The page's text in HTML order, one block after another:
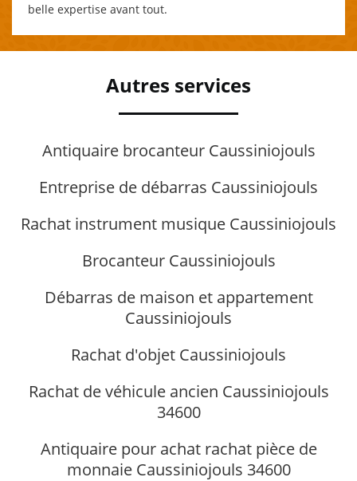
belle expertise avant tout.
Autres services
Antiquaire brocanteur Caussiniojouls
Entreprise de débarras Caussiniojouls
Rachat instrument musique Caussiniojouls
Brocanteur Caussiniojouls
Débarras de maison et appartement
Caussiniojouls
Rachat d'objet Caussiniojouls
Rachat de véhicule ancien Caussiniojouls
34600
Antiquaire pour achat rachat pièce de
monnaie Caussiniojouls 34600